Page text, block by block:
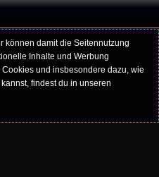
können damit die Seitennutzung
Inhalte und Werbung
und insbesondere dazu, wie
findest du in unseren